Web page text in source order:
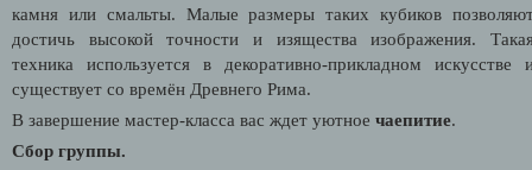
камня или смальты. Малые размеры таких кубиков
достичь высокой точности и изящества изображения.
техника используется в декоративно-прикладном искусстве
существует со времён Древнего Рима.
В завершение мастер-класса вас ждет уютное чаепитие.
Сбор группы.